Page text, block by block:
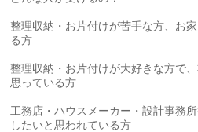
整理収納・お片付けが苦手な方、お
る方
整理収納・お片付けが大好きな方で
思っている方
工務店・ハウスメーカー・設計事務
したいと思われている方